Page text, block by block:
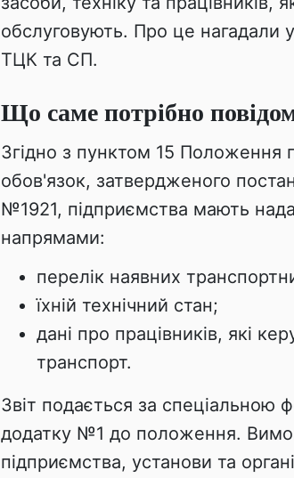
обслуговують. Про це нагадали
ТЦК та СП.
Що саме потрібно
Згідно з пунктом 15 Положення
обов'язок, затвердженого
№1921, підприємства мають
напрямами:
перелік наявних
їхній технічний стан;
дані про працівників, які
транспорт.
Звіт подається за
додатку №1 до положення.
підприємства, установи та